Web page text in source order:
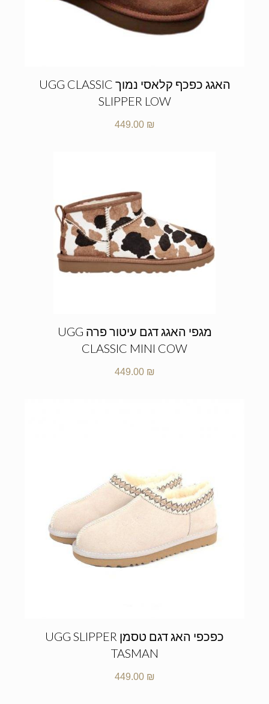
האגג כפכף קלאסי נמוך UGG CLASSIC
SLIPPER LOW
449.00 ₪
מגפי האגג דגם עיטור פרה UGG
CLASSIC MINI COW
449.00 ₪
כפכפי האג דגם טסמן UGG SLIPPER
TASMAN
449.00 ₪